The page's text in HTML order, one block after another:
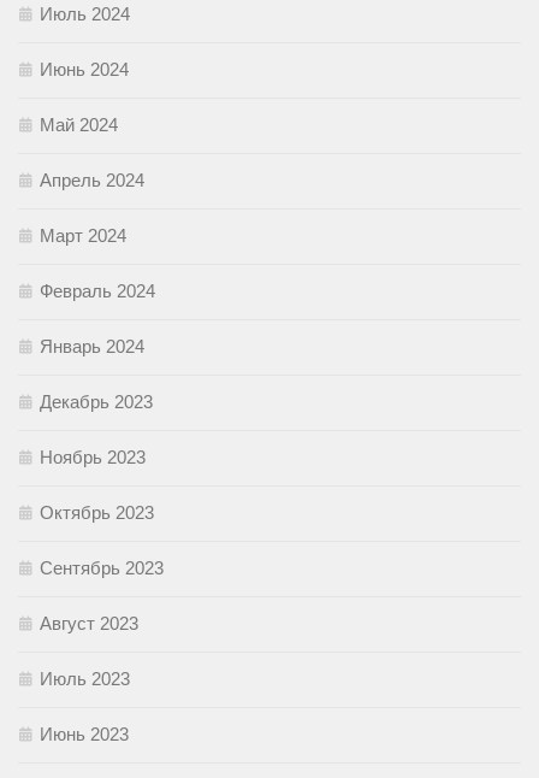
Июль 2024
Июнь 2024
Май 2024
Апрель 2024
Март 2024
Февраль 2024
Январь 2024
Декабрь 2023
Ноябрь 2023
Октябрь 2023
Сентябрь 2023
Август 2023
Июль 2023
Июнь 2023